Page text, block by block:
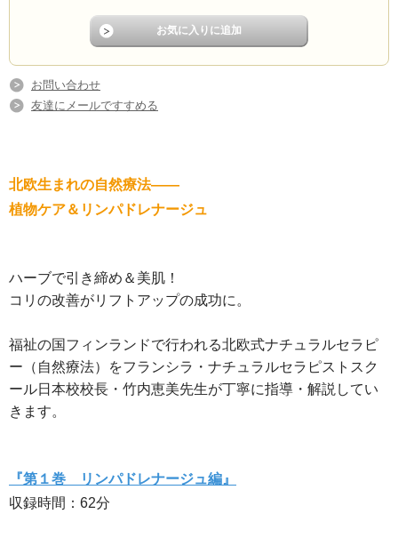
お問い合わせ
友達にメールですすめる
北欧生まれの自然療法――
植物ケア＆リンパドレナージュ
ハーブで引き締め＆美肌！
コリの改善がリフトアップの成功に。
福祉の国フィンランドで行われる北欧式ナチュラルセラピ
ー（自然療法）をフランシラ・ナチュラルセラピストスク
ール日本校校長・竹内恵美先生が丁寧に指導・解説してい
きます。
『第１巻 リンパドレナージュ編』
収録時間：62分